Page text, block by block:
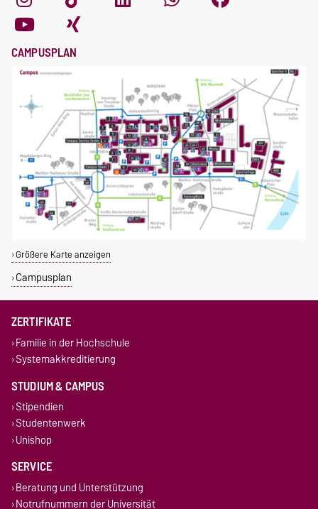
CAMPUSPLAN
Größere Karte anzeigen
Campusplan
ZERTIFIKATE
Familie in der Hochschule
Systemakkreditierung
STUDIUM & CAMPUS
Stipendien
Studentenwerk
Unishop
SERVICE
Beratung und Unterstützung
Notrufnummern der Universität